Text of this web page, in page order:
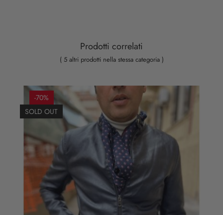
Prodotti correlati
( 5 altri prodotti nella stessa categoria )
-70%
SOLD OUT